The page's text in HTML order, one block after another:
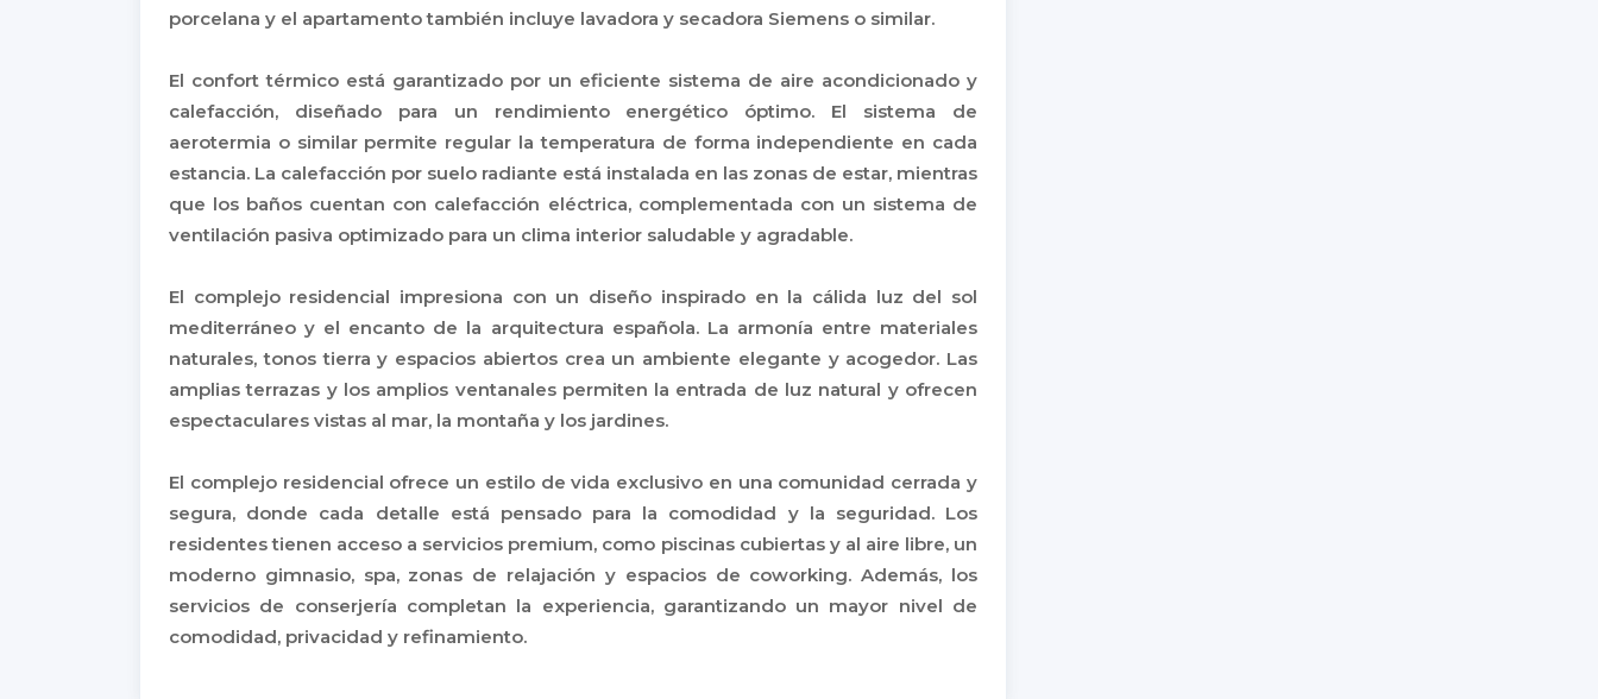
porcelana y el apartamento también incluye lavadora y secadora Siemens o similar.
El confort térmico está garantizado por un eficiente sistema de aire acondicionado y
calefacción, diseñado para un rendimiento energético óptimo. El sistema de
aerotermia o similar permite regular la temperatura de forma independiente en cada
estancia. La calefacción por suelo radiante está instalada en las zonas de estar, mientras
que los baños cuentan con calefacción eléctrica, complementada con un sistema de
ventilación pasiva optimizado para un clima interior saludable y agradable.
El complejo residencial impresiona con un diseño inspirado en la cálida luz del sol
mediterráneo y el encanto de la arquitectura española. La armonía entre materiales
naturales, tonos tierra y espacios abiertos crea un ambiente elegante y acogedor. Las
amplias terrazas y los amplios ventanales permiten la entrada de luz natural y ofrecen
espectaculares vistas al mar, la montaña y los jardines.
El complejo residencial ofrece un estilo de vida exclusivo en una comunidad cerrada y
segura, donde cada detalle está pensado para la comodidad y la seguridad. Los
residentes tienen acceso a servicios premium, como piscinas cubiertas y al aire libre, un
moderno gimnasio, spa, zonas de relajación y espacios de coworking. Además, los
servicios de conserjería completan la experiencia, garantizando un mayor nivel de
comodidad, privacidad y refinamiento.